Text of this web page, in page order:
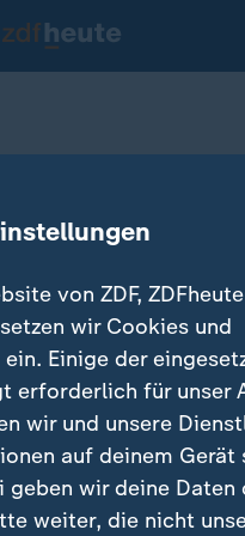
mit dem Virus
von ZDF,
wir Cookies und
Einige der
erforderlich für unser
wir und unsere
auf deinem Gerät
wir deine Daten
weiter, die nicht